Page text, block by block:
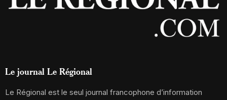
Le journal Le Régional
Le Régional est le seul journal francophone d’information